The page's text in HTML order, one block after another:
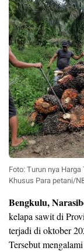
Foto: Turun nya
Khusus Para petani/
Bengkulu,
kelapa sawit di
terjadi di oktober
Tersebut